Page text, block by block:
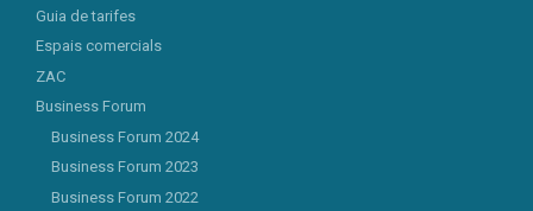
Guia de tarifes
Espais comercials
ZAC
Business Forum
Business Forum 2024
Business Forum 2023
Business Forum 2022